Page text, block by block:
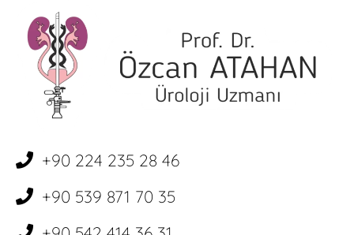
+90 224 235 28 46
+90 539 871 70 35